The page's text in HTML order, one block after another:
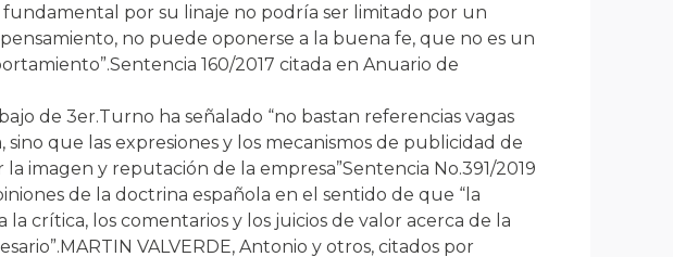
por su linaje no podría ser limitado por un
no puede oponerse a la buena fe, que no es un
Sentencia 160/2017 citada en Anuario de
de 3er.Turno ha señalado “no bastan referencias vagas
que las expresiones y los mecanismos de publicidad de
imagen y reputación de la empresa”Sentencia No.391/2019
de la doctrina española en el sentido de que “la
crítica, los comentarios y los juicios de valor acerca de la
MARTIN VALVERDE, Antonio y otros, citados por